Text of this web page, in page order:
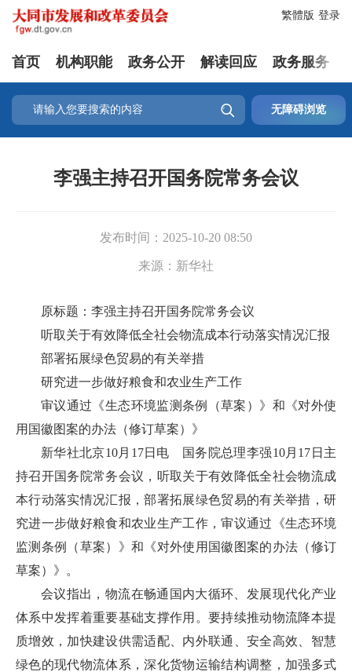
登录
繁體版
首页 机构职能 政务公开 解读回应 政务服务
 无障碍浏览
李强主持召开国务院常务会议
发布时间： 2025-10-20 08:50
来源： 新华社
原标题：李强主持召开国务院常务会议
听取关于有效降低全社会物流成本行动落实情况汇报
部署拓展绿色贸易的有关举措
研究进一步做好粮食和农业生产工作
审议通过《生态环境监测条例（草案）》和《对外使
用国徽图案的办法（修订草案）》
新华社北京10月17日电 国务院总理李强10月17日主
持召开国务院常务会议，听取关于有效降低全社会物流成
本行动落实情况汇报，部署拓展绿色贸易的有关举措，研
究进一步做好粮食和农业生产工作，审议通过《生态环境
监测条例（草案）》和《对外使用国徽图案的办法（修订
草案）》。
会议指出，物流在畅通国内大循环、发展现代化产业
体系中发挥着重要基础支撑作用。要持续推动物流降本提
质增效，加快建设供需适配、内外联通、安全高效、智慧
绿色的现代物流体系，深化货物运输结构调整，加强多式